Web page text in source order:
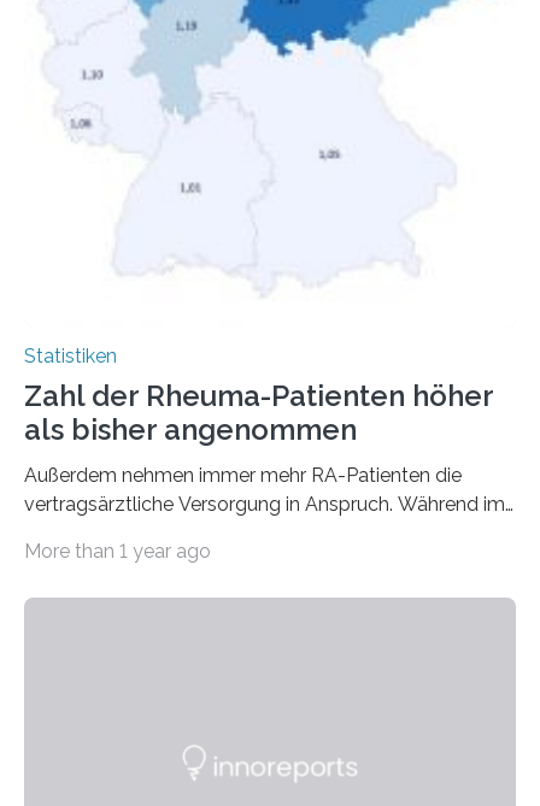
Statistiken
Zahl der Rheuma-Patienten höher
als bisher angenommen
Außerdem nehmen immer mehr RA-Patienten die
vertragsärztliche Versorgung in Anspruch. Während im
More than 1 year ago